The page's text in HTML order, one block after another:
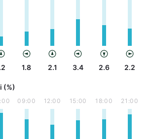
1.8 2.1 3.4 2.6 2.2
(%)
09:00 12:00 15:00 18:00 21:00